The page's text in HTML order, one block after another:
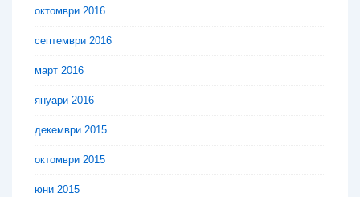
октомври 2016
септември 2016
март 2016
януари 2016
декември 2015
октомври 2015
юни 2015